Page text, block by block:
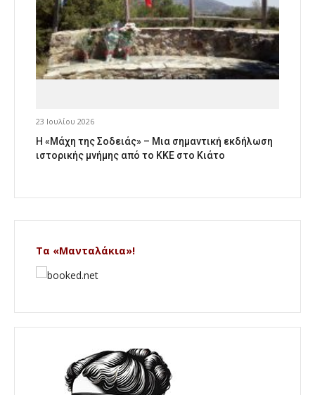
23 Ιουλίου 2026
Η «Μάχη της Σοδειάς» – Μια σημαντική εκδήλωση
ιστορικής μνήμης από το ΚΚΕ στο Κιάτο
Τα «Μανταλάκια»!